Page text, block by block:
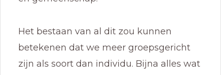
Het bestaan van al dit zou kunnen
betekenen dat we meer groepsgericht
zijn als soort dan individu. Bijna alles wat